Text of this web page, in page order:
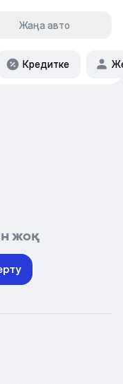
Жаңа авто
Кредитке
жоқ